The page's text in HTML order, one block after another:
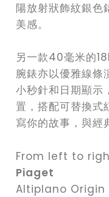
陽放射狀飾紋銀色
美感。
另一款40毫米的
腕錶亦以優雅線條
小秒針和日期顯
置，搭配可替換式
寫你的故事，與經
From left to
Piaget
Altiplano Origin